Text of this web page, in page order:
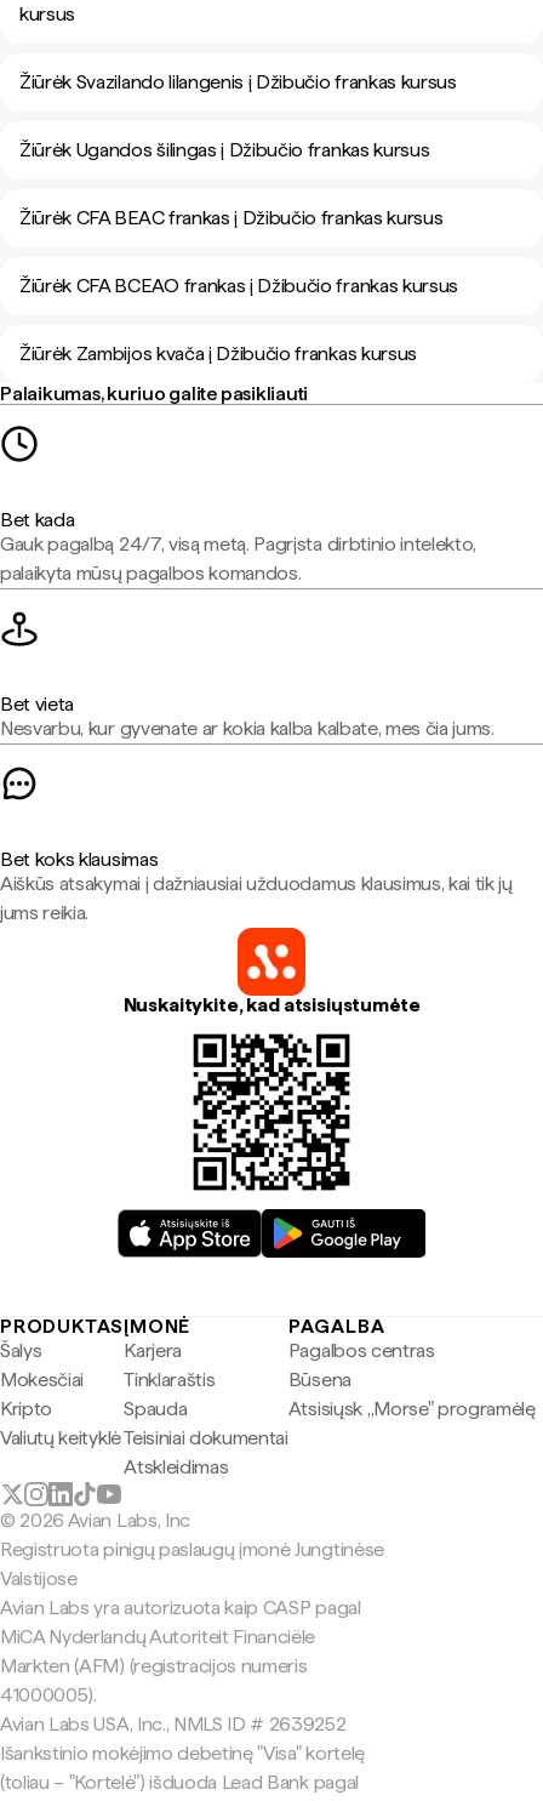
kursus
Žiūrėk Svazilando lilangenis į Džibučio frankas kursus
Žiūrėk Ugandos šilingas į Džibučio frankas kursus
Žiūrėk CFA BEAC frankas į Džibučio frankas kursus
Žiūrėk CFA BCEAO frankas į Džibučio frankas kursus
Žiūrėk Zambijos kvača į Džibučio frankas kursus
Palaikumas, kuriuo galite pasikliauti
Bet kada
Gauk pagalbą 24/7, visą metą. Pagrįsta dirbtinio intelekto,
palaikyta mūsų pagalbos komandos.
Bet vieta
Nesvarbu, kur gyvenate ar kokia kalba kalbate, mes čia jums.
Bet koks klausimas
Aiškūs atsakymai į dažniausiai užduodamus klausimus, kai tik jų
jums reikia.
Nuskaitykite, kad atsisiųstumėte
PRODUKTAS
Šalys
Mokesčiai
Kripto
Valiutų keityklė
ĮMONĖ
Karjera
Tinklaraštis
Spauda
Teisiniai dokumentai
Atskleidimas
PAGALBA
Pagalbos centras
Būsena
Atsisiųsk „Morse" programėlę
© 2026 Avian Labs, Inc
Registruota pinigų paslaugų įmonė Jungtinėse
Valstijose
Avian Labs yra autorizuota kaip CASP pagal
MiCA Nyderlandų Autoriteit Financiële
Markten (AFM) (registracijos numeris
41000005).
Avian Labs USA, Inc., NMLS ID # 2639252
Išankstinio mokėjimo debetinę "Visa" kortelę
(toliau – "Kortelė") išduoda Lead Bank pagal